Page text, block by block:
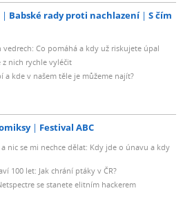
Babské rady proti nachlazení
S čím
vedrech: Co pomáhá a kdy už riskujete úpal
z nich rychle vyléčit
a kde v našem těle je můžeme najít?
Festival ABC
nic se mi nechce dělat: Kdy jde o únavu a kdy
100 let: Jak chrání ptáky v ČR?
se stanete elitním hackerem